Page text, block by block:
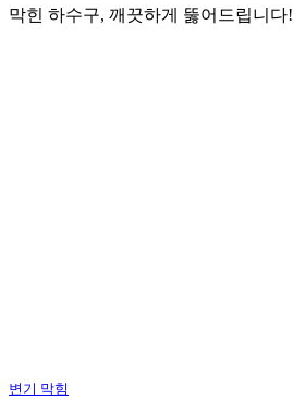
막힌 하수구, 깨끗하게 뚫어드립니다!
변기 막힘